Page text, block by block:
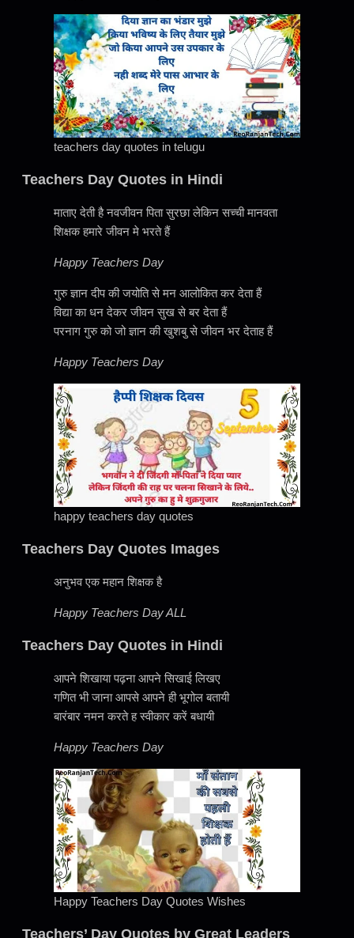
teachers day quotes in telugu
Teachers Day Quotes in Hindi
माताए देती है नवजीवन पिता सुरछा लेकिन सच्ची मानवता
शिक्षक हमारे जीवन मे भरते हैं
Happy Teachers Day
गुरु ज्ञान दीप की जयोति से मन आलोकित कर देता हैं
विद्या का धन देकर जीवन सुख से बर देता हैं
परनाग गुरु को जो ज्ञान की खुशबु से जीवन भर देताह हैं
Happy Teachers Day
happy teachers day quotes
Teachers Day Quotes Images
अनुभव एक महान शिक्षक है
Happy Teachers Day ALL
Teachers Day Quotes in Hindi
आपने शिखाया पढ़ना आपने सिखाई लिखए
गणित भी जाना आपसे आपने ही भूगोल बतायी
बारंबार नमन करते ह स्वीकार करें बधायी
Happy Teachers Day
Happy Teachers Day Quotes Wishes
Teachers’ Day Quotes by Great Leaders